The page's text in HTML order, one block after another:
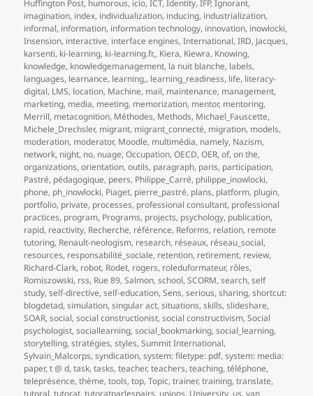
Huffington Post, humorous, icio,ICT,Identity,IFP,Ignorant,
imagination, index, individualization, inducing, industrialization,
informal, information, information technology, innovation, inowlocki,
Insension, interactive, interface engines,International,IRD, Jacques,
karsenti, ki-learning, ki-learning.fr,, Kiera, Kiewra, Knowing,
knowledge, knowledgemanagement, la nuit blanche, labels,
languages, learnance, learning,, learning_readiness, life, literacy-
digital, LMS, location, Machine, mail, maintenance, management,
marketing, media, meeting, memorization, mentor, mentoring,
Merrill, metacognition, Méthodes, Methods, Michael_Fauscette,
Michele_Drechsler, migrant, migrant_connecté, migration, models,
moderation, moderator, Moodle, multimédia, namely, Nazism,
network, night, no, nuage,Occupation,OECD,OER,of,on the,
organizations,orientation,outils, paragraph, paris, participation,
Pastré, pédagogique, peers, Philippe_Carré, philippe_inowlocki,
phone, ph_inowlocki, Piaget, pierre_pastré, plans, platform, plugin,
portfolio, private, processes, professional consultant, professional
practices, program, Programs, projects, psychology, publication,
rapid, reactivity, Recherche, référence, Reforms, relation, remote
tutoring, Renault-neologism, research, réseaux, réseau_social,
resources, responsabilité_sociale, retention, retirement, review,
Richard-Clark, robot, Rodet, rogers, roleduformateur, rôles,
Romiszowski, rss, Rue 89,Salmon,school,SCORM,search,self
study,self-directive,self-education,Sens,serious,sharing,shortcut:
blogdetad,simulation,singular act,situations,skills,slideshare,
SOAR,social,social constructionist,social constructivism,Social
psychologist,sociallearning,social_bookmarking,social_learning,
storytelling,stratégies,styles,Summit International,
Sylvain_Malcorps,syndication,system: filetype: pdf,system: media:
paper,t @ d,task,tasks,teacher,teachers,teaching,téléphone,
teleprésence,thème,tools,top,Topic,trainer,training,translate,
tutoral,tutorat,tutoratparlespairs, unions, University, us,van